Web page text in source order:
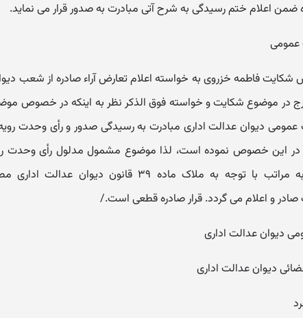
ضمن اعلام ختم رسیدگی به شرح آتی مبادرت به صدور قرار می نماید.
عمومی
فاطمه خزروی به خواسته اعلام تعارض آراء صادره از شعب
در موضوع شکایت و خواسته فوق الذکر نظر به اینکه در خصوص
۱۴/۱۲/۸۶ در این خصوص نموده است، لذا موضوع مشمول مدلول رأی وحدت
و اعلام می گردد. قرار صادره قطعی است./
دیوان عدالت اداری
دیوان عدالت اداری